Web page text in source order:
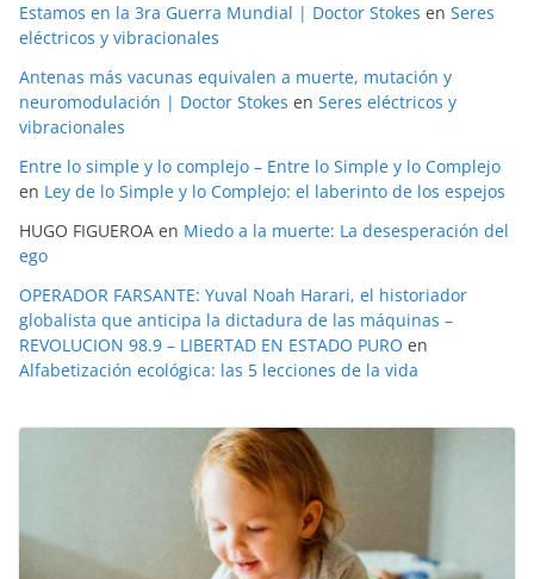
Estamos en la 3ra Guerra Mundial | Doctor Stokes en Seres
eléctricos y vibracionales
Antenas más vacunas equivalen a muerte, mutación y
neuromodulación | Doctor Stokes en Seres eléctricos y
vibracionales
Entre lo simple y lo complejo – Entre lo Simple y lo Complejo
en Ley de lo Simple y lo Complejo: el laberinto de los espejos
HUGO FIGUEROA en Miedo a la muerte: La desesperación del
ego
OPERADOR FARSANTE: Yuval Noah Harari, el historiador
globalista que anticipa la dictadura de las máquinas –
REVOLUCION 98.9 – LIBERTAD EN ESTADO PURO en
Alfabetización ecológica: las 5 lecciones de la vida